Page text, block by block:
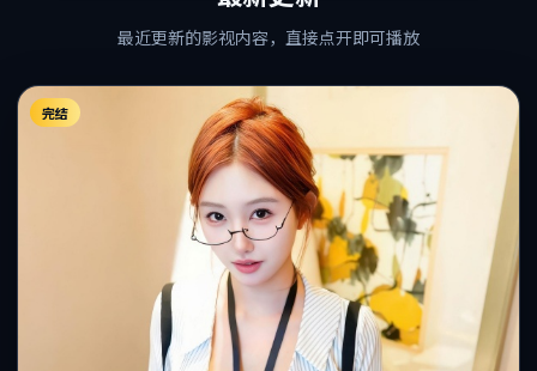
最近更新的影视内容，直接点开即可播放
完结